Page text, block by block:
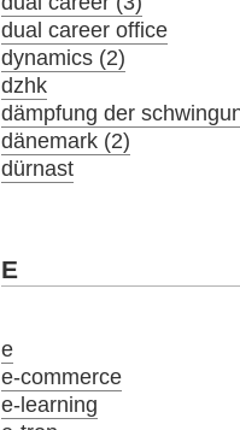
dual career office
dynamics (2)
dzhk
dämpfung der
dänemark (2)
dürnast
E
e
e-commerce
e-learning